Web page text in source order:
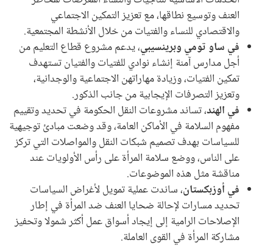
العنف وتوسيع نطاقها، مع تعزيز التمكين الاجتماعي
والاقتصادي للنساء والفتيات من خلال الأنشطة المجتمعية.
في ساو تومي وبرينسيبي، يدعم مشروع قطاع التعليم من
أجل مدارس آمنة إنشاء نوادي للفتيات والفتيان تستهدف
تمكين الفتيات، وزيادة مهاراتهن الاجتماعية والوجدانية،
وتعزيز التصرفات الإيجابية من جانب الذكور.
في الهند، تساند مشروعات النقل الحكومة في تحديد وتقييم
مفهوم السلامة في الأماكن العامة، وقد وضعت مبادئ توجيهية
للسياسات بهدف تصميم شبكات النقل والمواصلات التي تركز
على الناس، ووضع سلامة المرأة على رأس الأولويات عند
مناقشة مثل هذه الموضوعات.
في أوزبكستان، ساندت عملية تمويل لأغراض السياسات
تحديد مسارات لإحالة ضحايا العنف ضد المرأة في إطار
الإصلاحات الرامية إلى إيجاد أسواق عمل أكثر شمولا وتحفيز
مشاركة المرأة في القوى العاملة.